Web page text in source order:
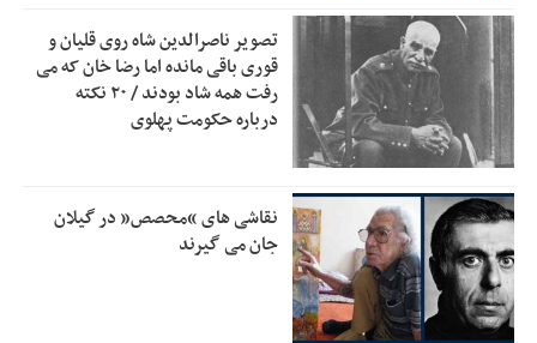
12:33 جزئیات فعال‌سازی «کیف پول ایران» اعلام شد
حمایت از مرزنشینان نباید به زیان تولید باشد/مواد اولیه با
کولبری وارد شود
11:05 شایعه «معافیت سربازان فراری» تکذیب شد
11:04 امیر اکرمی‌نیا: ارتش کاملاً آماده است
تصویر ناصرالدین شاه روی قلیان و
قوری باقی مانده اما رضا خان که می
رفت همه شاد بودند / ۲۰ نکته
درباره حکومت پهلوی
نقاشی های “محصص” در گیلان
جان می گیرند